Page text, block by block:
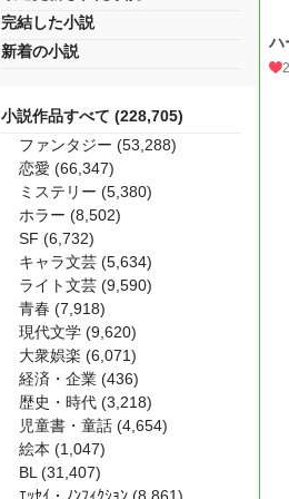
ハ
2
完結した小説
新着の小説
小説作品すべて (228,705)
ファンタジー (53,288)
恋愛 (66,347)
ミステリー (5,380)
ホラー (8,502)
SF (6,732)
キャラ文芸 (5,634)
ライト文芸 (9,590)
青春 (7,918)
現代文学 (9,620)
大衆娯楽 (6,071)
経済・企業 (436)
歴史・時代 (3,218)
児童書・童話 (4,654)
絵本 (1,047)
BL (31,407)